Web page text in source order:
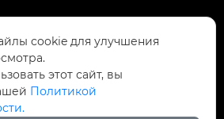
1, Ювелирный центр, улиц
район Цзиньню, город Чэнд
cookie для улучшения
этот сайт, вы
Политикой